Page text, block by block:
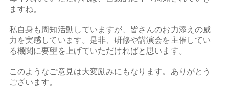
ますね。
私自身も周知活動していますが、皆さんのお力添えの威
力を実感しています。是非、研修や講演会を主催してい
る機関に要望を上げていただければと思います。
このようなご意見は大変励みにもなります。ありがとう
ございます。